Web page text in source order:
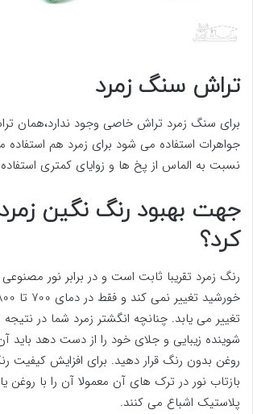
تراش سنگ زمرد
برای سنگ زمرد تراش خاصی وجود ندارد،همان
جواهرات استفاده می شود برای زمرد هم
نسبت به الماس از پخ ها و زوایای کمتری
جهت بهبود رنگ نگین
کرد؟
رنگ زمرد تقریبا ثابت است و در برابر نور
تغییر می یابد. چنانچه انگشتر زمرد شما در
شوینده زیبایی و جلای خود را از دست دهد باید
روغن بدون رنگ قرار دهید. برای افزایش کیفیت
بازتاب نور در ترک های آن معمولا آن را با روغن
پلاستیک اشباع می کنند.